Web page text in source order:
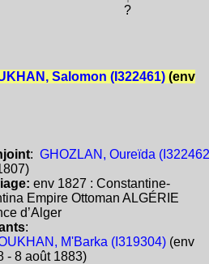
?
Salomon (I322461)(env
: GHOZLAN, Oureïda
env 1827 : Constantine-
Empire Ottoman ALGÉRIE
d’Alger
:
M'Barka (I319304)(env
- 8 août 1883)